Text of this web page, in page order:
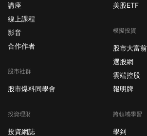
講座
線上課程
影音
合作作者
股市社群
股市爆料同學會
投資理財
投資網誌
美股ETF
模擬投資
股市大富翁
選股網
雲端控股
報明牌
跨領域學習
學到